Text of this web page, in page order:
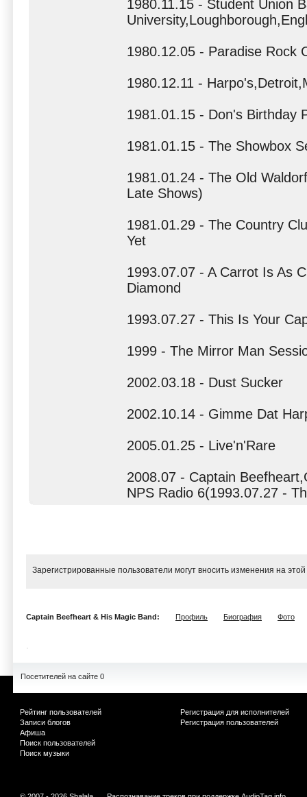
1980.11.15 - Student Union
1980.12.05 - Paradise Rock
1980.12.11 -
1981.01.15 - Don's Birthday
1981.01.15 - The Showbox
1981.01.24 - The Old
Late Shows)
1981.01.29 - The Country
Yet
1993.07.07 - A Carrot Is As
Diamond
1993.07.27 - This Is Your
1999 - The Mirror Man
2002.03.18 - Dust Sucker
2002.10.14 - Gimme Dat
2005.01.25 - Live'n'Rare
2008.07 - Captain
NPS Radio 6(1993.07.27 -
Зарегистрированные пользователи могут вносить изменения на
Captain Beefheart & His Magic Band: Профиль Биография Фото
Посетителей на сайте 0
Рейтинг пользователей
Записи блогов
Афиша
Поиск пользователей
Поиск музыки
Регистрация для исполнителей
Регистрация пользователей